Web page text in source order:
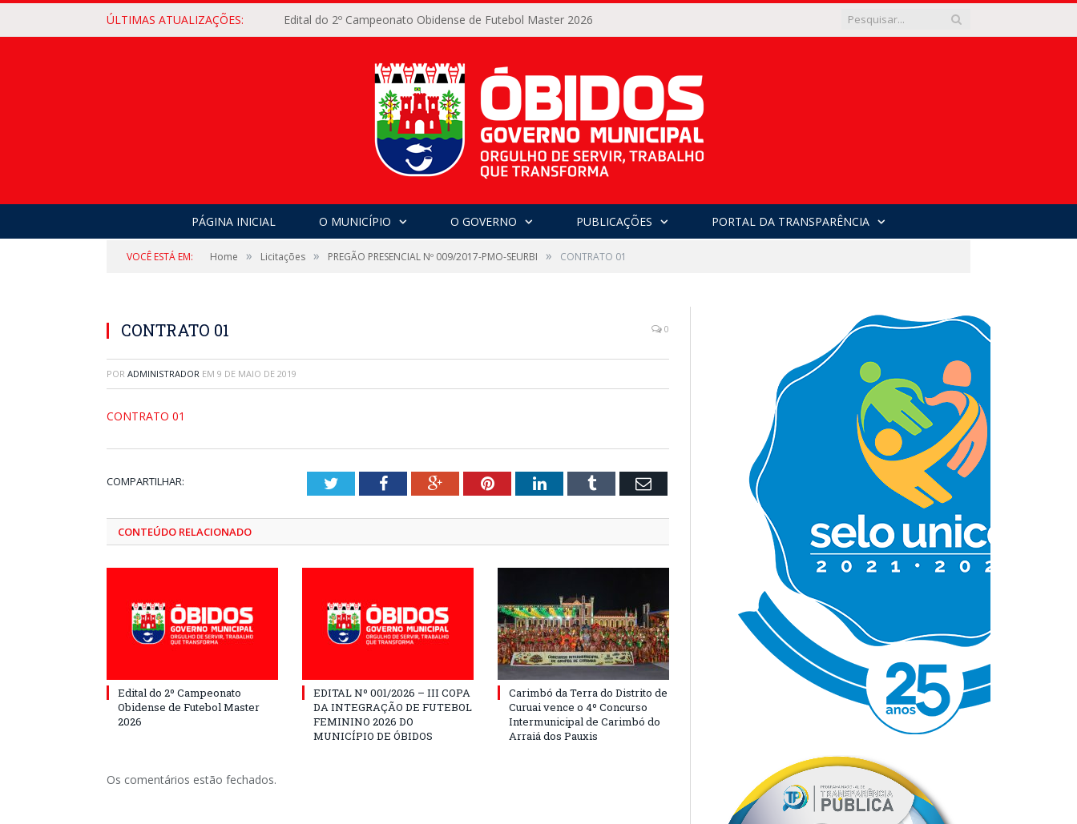
ÚLTIMAS ATUALIZAÇÕES: Edital do 2º Campeonato Obidense de Futebol Master 2026
PÁGINA INICIAL O MUNICÍPIO O GOVERNO PUBLICAÇÕES PORTAL DA TRANSPARÊNCIA
VOCÊ ESTÁ EM: Home » Licitações » PREGÃO PRESENCIAL Nº 009/2017-PMO-SEURBI » CONTRATO 01
CONTRATO 01 0
POR ADMINISTRADOR EM 9 DE MAIO DE 2019
CONTRATO 01
COMPARTILHAR: TwitterFacebookGoogle+PinterestLinkedInTumblr Email
CONTEÚDO RELACIONADO
Edital do 2º Campeonato
Obidense de Futebol Master
2026
EDITAL Nº 001/2026 – III COPA
DA INTEGRAÇÃO DE FUTEBOL
FEMININO 2026 DO
MUNICÍPIO DE ÓBIDOS
Carimbó da Terra do Distrito de
Curuai vence o 4º Concurso
Intermunicipal de Carimbó do
Arraiá dos Pauxis
Os comentários estão fechados.